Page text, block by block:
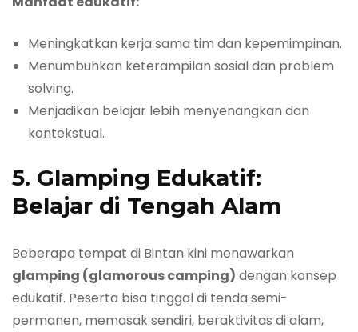
Meningkatkan kerja sama tim dan kepemimpinan.
Menumbuhkan keterampilan sosial dan problem
solving.
Menjadikan belajar lebih menyenangkan dan
kontekstual.
5. Glamping Edukatif:
Belajar di Tengah Alam
Beberapa tempat di Bintan kini menawarkan
glamping (glamorous camping) dengan konsep
edukatif. Peserta bisa tinggal di tenda semi-
permanen, memasak sendiri, beraktivitas di alam,